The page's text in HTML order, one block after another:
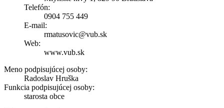
Telefón:
0904 755 449
E-mail:
rmatusovic@vub.sk
Web:
www.vub.sk
Meno podpisujúcej osoby:
Radoslav Hruška
Funkcia podpisujúcej osoby:
starosta obce